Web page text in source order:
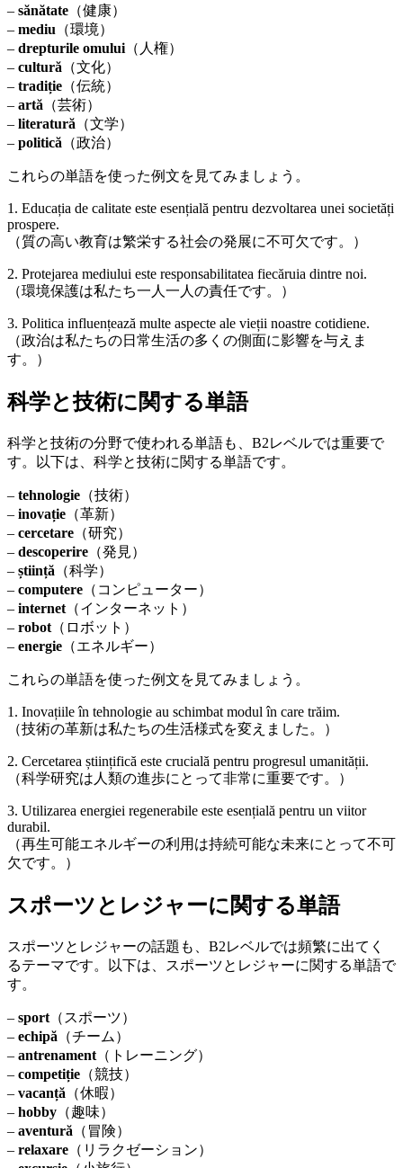
– sănătate （健康）
– mediu （環境）
– drepturile omului （人権）
– cultură （文化）
– tradiție （伝統）
– artă （芸術）
– literatură （文学）
– politică （政治）
これらの単語を使った例文を見てみましょう。
1. Educația de calitate este esențială pentru dezvoltarea unei societăți
prospere.
（質の高い教育は繁栄する社会の発展に不可欠です。）
2. Protejarea mediului este responsabilitatea fiecăruia dintre noi.
（環境保護は私たち一人一人の責任です。）
3. Politica influențează multe aspecte ale vieții noastre cotidiene.
（政治は私たちの日常生活の多くの側面に影響を与えま
す。）
科学と技術に関する単語
科学と技術の分野で使われる単語も、B2レベルでは重要で
す。以下は、科学と技術に関する単語です。
– tehnologie （技術）
– inovație （革新）
– cercetare （研究）
– descoperire （発見）
– știință （科学）
– computere （コンピューター）
– internet （インターネット）
– robot （ロボット）
– energie （エネルギー）
これらの単語を使った例文を見てみましょう。
1. Inovațiile în tehnologie au schimbat modul în care trăim.
（技術の革新は私たちの生活様式を変えました。）
2. Cercetarea științifică este crucială pentru progresul umanității.
（科学研究は人類の進歩にとって非常に重要です。）
3. Utilizarea energiei regenerabile este esențială pentru un viitor
durabil.
（再生可能エネルギーの利用は持続可能な未来にとって不可
欠です。）
スポーツとレジャーに関する単語
スポーツとレジャーの話題も、B2レベルでは頻繁に出てく
るテーマです。以下は、スポーツとレジャーに関する単語で
す。
– sport （スポーツ）
– echipă （チーム）
– antrenament （トレーニング）
– competiție （競技）
– vacanță （休暇）
– hobby （趣味）
– aventură （冒険）
– relaxare （リラクゼーション）